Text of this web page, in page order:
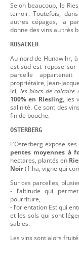
Selon beaucoup, le
terroir. Toutefois,
autres cépages, la
donne des vins au très
ROSACKER
Au nord de Hunawihr, à
est-sud-est repose
parcelle
propriétaire, Jean-
Ici, les blocs de
100% en Riesling, les
salinité. Ce sont des
fin de bouche.
OSTERBERG
L’Osterberg expose
pentes moyennes à
hectares, plantés en
Noir(1 ha, vigne qui
Sur ces parcelles,
- l’altitude qui
pourriture,
- l’orientation Est qui
et les sols qui sont
sables.
Les vins sont alors